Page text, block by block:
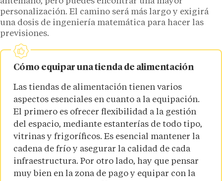
personalización. El camino será más largo y exigirá
una dosis de ingeniería matemática para hacer las
previsiones.
Cómo equipar una tienda de alimentación
Las tiendas de alimentación tienen varios
aspectos esenciales en cuanto a la equipación.
El primero es ofrecer flexibilidad a la gestión
del espacio, mediante estanterías de todo tipo,
vitrinas y frigoríficos. Es esencial mantener la
cadena de frío y asegurar la calidad de cada
infraestructura. Por otro lado, hay que pensar
muy bien en la zona de pago y equipar con la